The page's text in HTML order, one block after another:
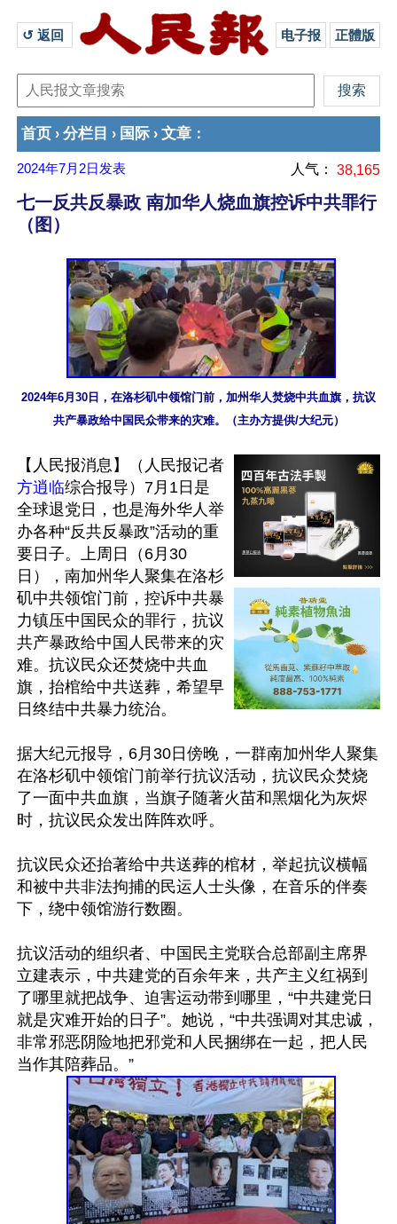
↺ 返回 电子报 正體版
首页 › 分栏目 › 国际 › 文章 ：
2024年7月2日 发表 人气： 38,165
七一反共反暴政 南加华人烧血旗控诉中共罪行
（图）
2024年6月30日，在洛杉矶中领馆门前，加州华人焚烧中共血旗，抗议
共产暴政给中国民众带来的灾难。（主办方提供/大纪元）
【人民报消息】（人民报记者
方逍临综合报导）7月1日是
全球退党日，也是海外华人举
办各种“反共反暴政”活动的重
要日子。上周日（6月30
日），南加州华人聚集在洛杉
矶中共领馆门前，控诉中共暴
力镇压中国民众的罪行，抗议
共产暴政给中国人民带来的灾
难。抗议民众还焚烧中共血
旗，抬棺给中共送葬，希望早
日终结中共暴力统治。
据大纪元报导，6月30日傍晚，一群南加州华人聚集
在洛杉矶中领馆门前举行抗议活动，抗议民众焚烧
了一面中共血旗，当旗子随著火苗和黑烟化为灰烬
时，抗议民众发出阵阵欢呼。
抗议民众还抬著给中共送葬的棺材，举起抗议横幅
和被中共非法拘捕的民运人士头像，在音乐的伴奏
下，绕中领馆游行数圈。
抗议活动的组织者、中国民主党联合总部副主席界
立建表示，中共建党的百余年来，共产主义红祸到
了哪里就把战争、迫害运动带到哪里，“中共建党日
就是灾难开始的日子”。她说，“中共强调对其忠诚，
非常邪恶阴险地把邪党和人民捆绑在一起，把人民